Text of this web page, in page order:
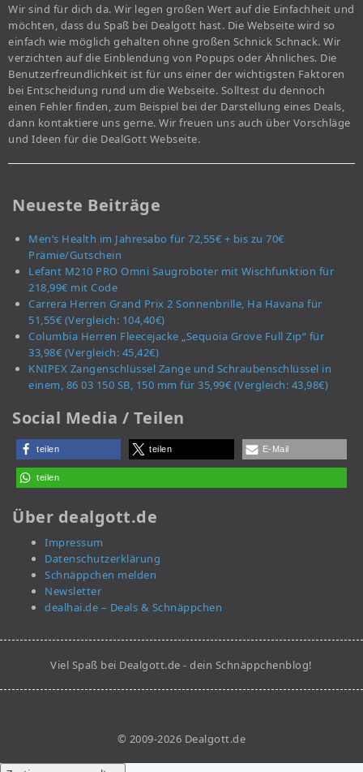
Wir sind für dich da. Wir legen großen Wert auf die Einfachheit und
möchten, dass du Spaß bei Dealgott hast. Die Webseite wird so
einfach wie möglich gehalten ohne großen Schnick Schnack. Wir
verzichten auf die Einblendung von Popups oder Ähnliches. Die
Benutzerfreundlichkeit ist für uns einer der wichtigsten Faktoren
bei Entscheidung rund um die Webseite. Solltest du dennoch
einen Fehler finden, zum Beispiel bei der Darstellung eines Deals,
dann kontaktiere uns gerne. Wir freuen uns auch über Vorschläge
und Ideen für die DealGott Webseite.
Neueste Beiträge
Men’s Health im Jahresabo für 72,55€ + bis zu 70€
Prämie/Gutschein
Lefant M210 PRO Omni Saugroboter mit Wischfunktion für
218,99€ mit Code
Carrera Herren Grand Prix 2 Sonnenbrille, Ha Havana für
51,55€ (Vergleich: 104,40€)
Columbia Herren Fleecejacke „Sequoia Grove Full Zip“ für
33,98€ (Vergleich: 45,42€)
KNIPEX Zangenschlüssel Zange und Schraubenschlüssel in
einem, 86 03 150 SB, 150 mm für 35,99€ (Vergleich: 43,98€)
Social Media / Teilen
teilen teilen E-Mail
teilen
Über dealgott.de
Impressum
Datenschutzerklärung
Schnäppchen melden
Newsletter
dealhai.de – Deals & Schnäppchen
Viel Spaß bei Dealgott.de - dein Schnäppchenblog!
© 2009-2026 Dealgott.de